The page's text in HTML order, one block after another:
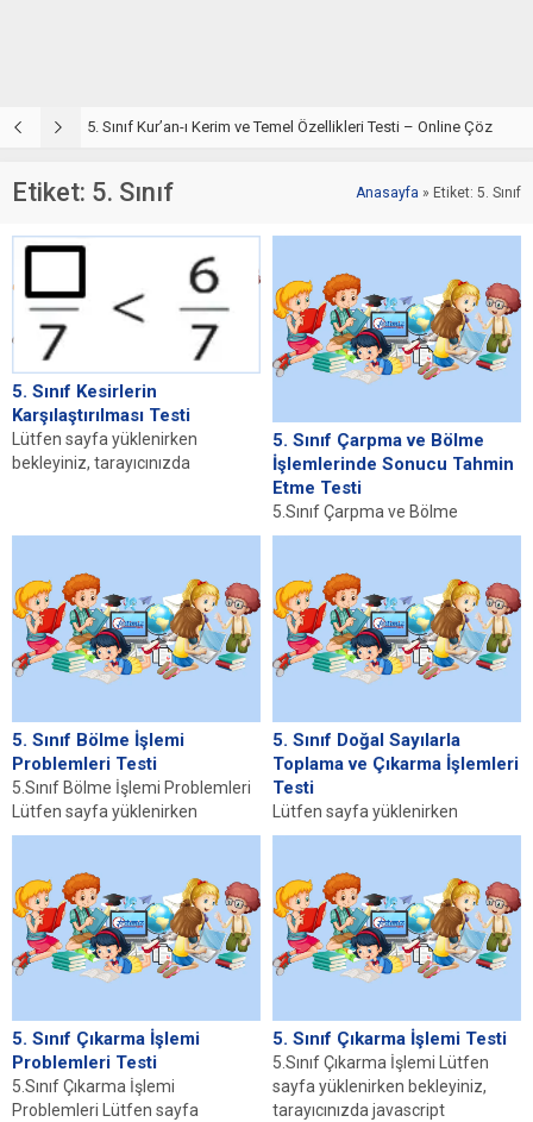
5. Sınıf Kur’an-ı Kerim ve Temel Özellikleri Testi – Online Çöz
Etiket: 5. Sınıf Anasayfa » Etiket: 5. Sınıf
5. Sınıf Kesirlerin
Karşılaştırılması Testi
Lütfen sayfa yüklenirken
bekleyiniz, tarayıcınızda
sayfa yüklenmediyse buraya...
5. Sınıf Çarpma ve Bölme
İşlemlerinde Sonucu Tahmin
Etme Testi
5.Sınıf Çarpma ve Bölme
İşlemlerinde Sonucu Tahmin
bekleyiniz, tarayıcınızda
javascript desteğinin...
5. Sınıf Bölme İşlemi
Problemleri Testi
5.Sınıf Bölme İşlemi Problemleri
Lütfen sayfa yüklenirken
bekleyiniz, tarayıcınızda
olduğundan emin olunuz....
5. Sınıf Doğal Sayılarla
Toplama ve Çıkarma İşlemleri
Testi
Lütfen sayfa yüklenirken
bekleyiniz, tarayıcınızda
olduğundan emin olunuz. Eğer
sayfa yüklenmediyse buraya...
5. Sınıf Çıkarma İşlemi
Problemleri Testi
5.Sınıf Çıkarma İşlemi
Problemleri Lütfen sayfa
5. Sınıf Çıkarma İşlemi Testi
5.Sınıf Çıkarma İşlemi Lütfen
sayfa yüklenirken bekleyiniz,
tarayıcınızda javascript